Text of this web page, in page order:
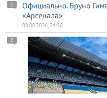
Официально. Бруно
«Арсенала»
1
08.08.2026, 21:20
2